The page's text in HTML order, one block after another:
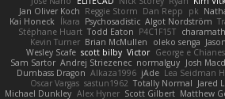
Jan Oliver Koch Reggie Storm Dan Repp pk
Kai Honeck Íkara Psychosadistic Algot Nordström
Stéphane Huart Todd Eaton P4C1F15T charamath
Kevin Turner Brian McMullen oleko senga
Wesley Scafe scott bilby Victor George e
Sam Sartor Andrej Striezenec normalguy Josh
Dumbass Dragon Alkaza1996 jAde Lea Seidman
Oscar Vargas sastun1962 Totally Normal Jared
Michael Dunkley Alex Hyner Scott Gilbert Matthew